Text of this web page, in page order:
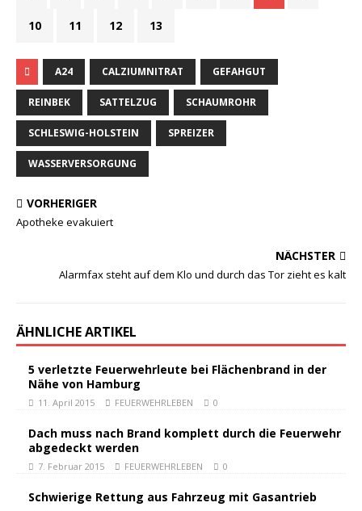
10 11 12 13
A24 CALZIUMNITRAT GEFAHGUT
REINBEK SATTELZUG SCHAUMROHR
SCHLESWIG-HOLSTEIN SPREIZER
WASSERVERSORGUNG
VORHERIGER
Apotheke evakuiert
NÄCHSTER
Alarmfax steht auf dem Klo und durch das Tor zieht es kalt
ÄHNLICHE ARTIKEL
5 verletzte Feuerwehrleute bei Flächenbrand in der
Nähe von Hamburg
11. April 2015 FEUERWEHRLEBEN 0
Dach muss nach Brand komplett durch die Feuerwehr
abgedeckt werden
7. Februar 2015 FEUERWEHRLEBEN 0
Schwierige Rettung aus Fahrzeug mit Gasantrieb